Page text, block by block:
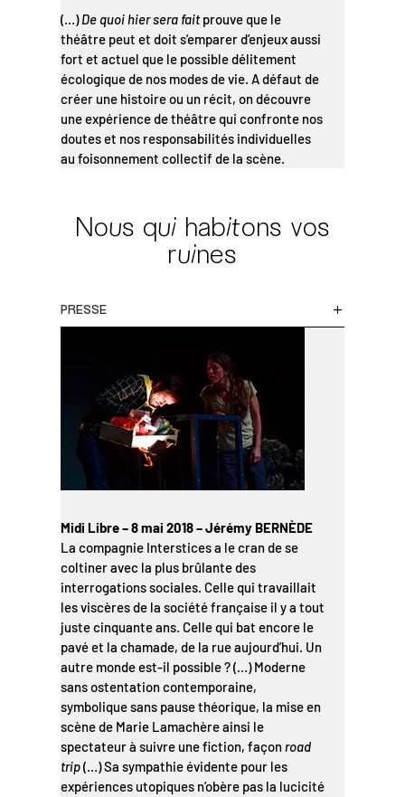
(…)De quoi hier sera faitprouve que le
théâtre peut et doit s’emparer d’enjeux aussi
fort et actuel que le possible délitement
écologique de nos modes de vie. A défaut de
créer une histoire ou un récit, on découvre
une expérience de théâtre qui confronte nos
doutes et nos responsabilités individuelles
au foisonnement collectif de la scène.
Nous qui habitons vos
ruines
PRESSE
Midi Libre – 8 mai 2018 – Jérémy BERNÈDE
La compagnie Interstices a le cran de se
coltiner avec la plus brûlante des
interrogations sociales. Celle qui travaillait
les viscères de la société française il y a tout
juste cinquante ans. Celle qui bat encore le
pavé et la chamade, de la rue aujourd’hui. Un
autre monde est-il possible ? (…) Moderne
sans ostentation contemporaine,
symbolique sans pause théorique, la mise en
scène de Marie Lamachère ainsi le
spectateur à suivre une fiction, façon road
trip(…) Sa sympathie évidente pour les
expériences utopiques n’obère pas la lucicité